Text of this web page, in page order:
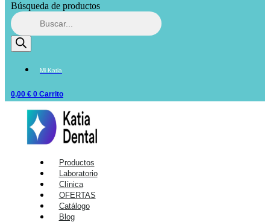
Búsqueda de productos
Mi Katia
0,00 € 0 Carrito
Productos
Laboratorio
Clínica
OFERTAS
Catálogo
Blog